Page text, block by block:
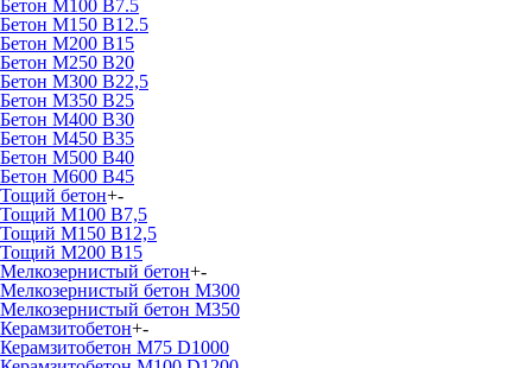
Бетон М100 В7.5
Бетон М150 В12.5
Бетон М200 В15
Бетон М250 В20
Бетон М300 В22,5
Бетон М350 В25
Бетон М400 В30
Бетон М450 В35
Бетон М500 В40
Бетон М600 В45
Тощий бетон+-
Тощий М100 В7,5
Тощий М150 В12,5
Тощий М200 В15
Мелкозернистый бетон+-
Мелкозернистый бетон М300
Мелкозернистый бетон М350
Керамзитобетон+-
Керамзитобетон М75 D1000